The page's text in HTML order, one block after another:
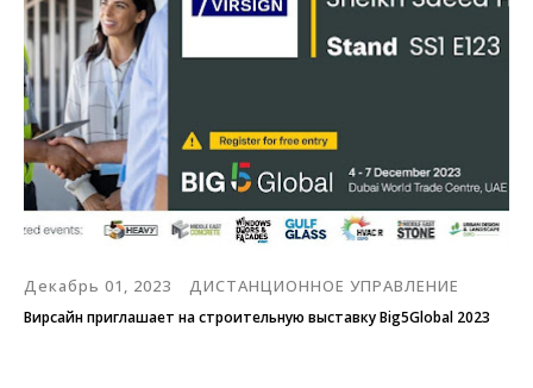
Декабрь 01, 2023 ДИСТАНЦИОННОЕ УПРАВЛЕНИЕ
Вирсайн приглашает на строительную выставку Big5Global 2023